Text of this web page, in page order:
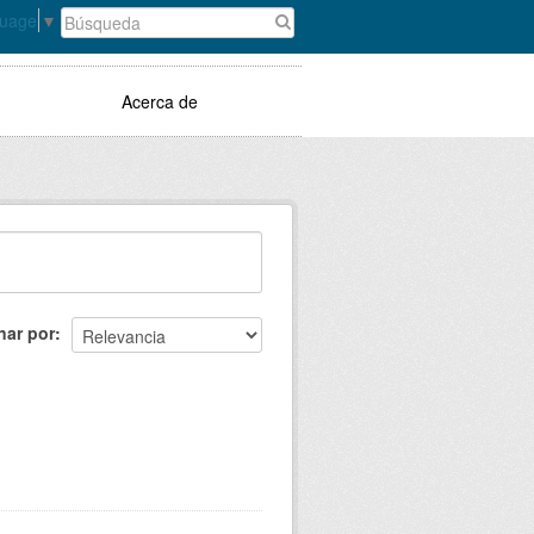
▼
Acerca de
por